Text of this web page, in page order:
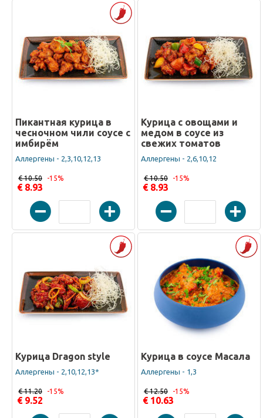
Пикантная курица в
чесночном чили соусе с
имбирём
Аллергены - 2,3,10,12,13
€ 8.93
€ 10.50 -15%
Курица с овощами и
медом в соусе из
свежих томатов
Аллергены - 2,6,10,12
€ 8.93
€ 10.50 -15%
Курица Dragon style
Аллергены - 2,10,12,13*
€ 9.52
€ 11.20 -15%
Курица в соусе Масала
Аллергены - 1,3
€ 10.63
€ 12.50 -15%